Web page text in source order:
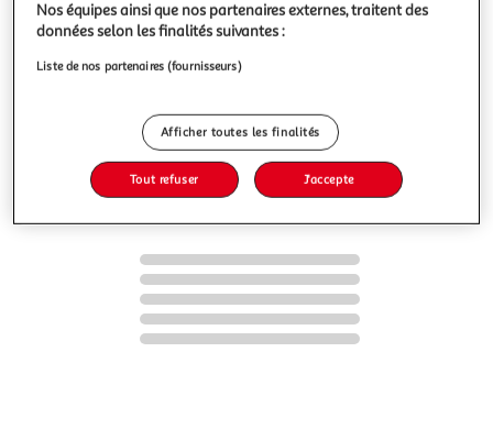
Livr. ou retrait dès 4/5 jours
A partir de 3,00€ - Retrait offert dès 35€
Plus d'options
dont 0,12€ d'éco-part.
Ajouter au panier
Ajouter à une liste
Nos équipes ainsi que nos partenaires externes, traitent des
données selon les finalités suivantes :
Liste de nos partenaires (fournisseurs)
Afficher toutes les finalités
Tout refuser J'accepte